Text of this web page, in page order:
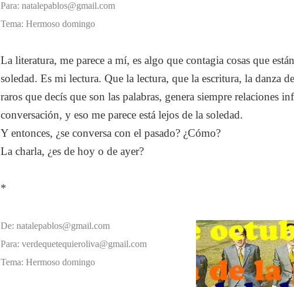
Para: natalepablos@gmail.com
Tema: Hermoso domingo
La literatura, me parece a mí, es algo que contagia cosas que
soledad. Es mi lectura. Que la lectura, que la escritura, la danza
raros que decís que son las palabras, genera siempre relaciones
conversación, y eso me parece está lejos de la soledad.
Y entonces, ¿se conversa con el pasado? ¿Cómo?
La charla, ¿es de hoy o de ayer?
*
De: natalepablos@gmail.com
Para: verdequetequieroliva@gmail.com
Tema: Hermoso domingo